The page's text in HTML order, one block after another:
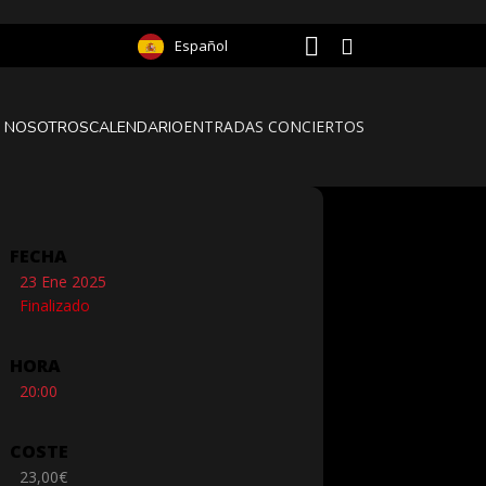
Español
NOSOTROSCALENDARIOENTRADAS CONCIERTOS
FECHA
23 Ene 2025
Finalizado
HORA
20:00
COSTE
23,00€